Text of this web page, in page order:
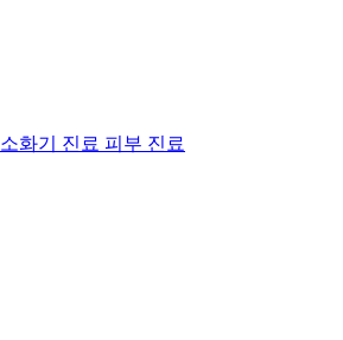
소화기 진료 피부 진료